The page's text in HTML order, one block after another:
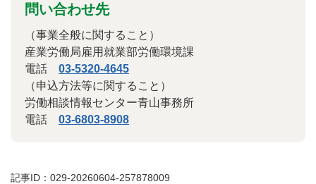
問い合わせ先
（事業全般に関すること）
産業労働局雇用就業部労働環境課
電話 03-5320-4645
（申込方法等に関すること）
労働相談情報センター青山事務所
電話 03-6803-8908
記事ID：029-20260604-257878009